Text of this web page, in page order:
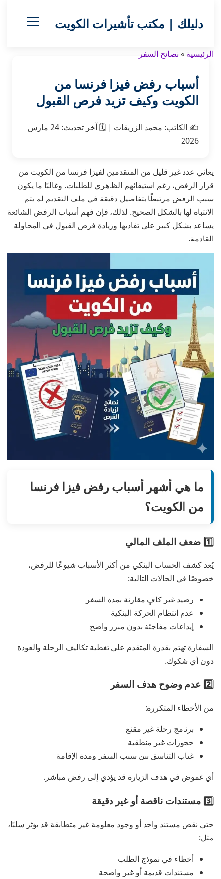
دليلك | مكتب تأشيرات الكويت
الرئيسية » نصائح السفر
أسباب رفض فيزا فرنسا من
الكويت وكيف تزيد فرص القبول
✍️ الكاتب: محمد الزريقات |
🗓️آخر تحديث:
24 مارس
2026
يعاني عدد غير قليل من المتقدمين لفيزا فرنسا من الكويت من
قرار الرفض، رغم استيفائهم الظاهري للطلبات. وغالبًا ما يكون
سبب الرفض مرتبطًا بتفاصيل دقيقة في ملف التقديم لم يتم
الانتباه لها بالشكل الصحيح. لذلك، فإن فهم أسباب الرفض الشائعة
يساعد بشكل كبير على تفاديها وزيادة فرص القبول في المحاولة
القادمة.
ما هي أشهر أسباب رفض فيزا فرنسا
من الكويت؟
1️⃣ ضعف الملف المالي
يُعد كشف الحساب البنكي من أكثر الأسباب شيوعًا للرفض،
خصوصًا في الحالات التالية:
رصيد غير كافٍ مقارنة بمدة السفر
عدم انتظام الحركة البنكية
إيداعات مفاجئة بدون مبرر واضح
السفارة تهتم بقدرة المتقدم على تغطية تكاليف الرحلة والعودة
دون أي شكوك.
2️⃣ عدم وضوح هدف السفر
من الأخطاء المتكررة:
برنامج رحلة غير مقنع
حجوزات غير منطقية
غياب التناسق بين سبب السفر ومدة الإقامة
أي غموض في هدف الزيارة قد يؤدي إلى رفض مباشر.
3️⃣ مستندات ناقصة أو غير دقيقة
حتى نقص مستند واحد أو وجود معلومة غير متطابقة قد يؤثر سلبًا،
مثل:
أخطاء في نموذج الطلب
مستندات قديمة أو غير واضحة